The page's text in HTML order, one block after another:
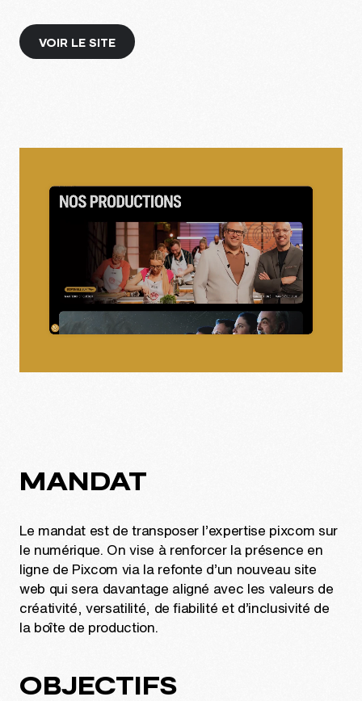
VOIR LE SITE
MANDAT
Le mandat est de transposer l’expertise pixcom sur
le numérique. On vise à renforcer la présence en
ligne de Pixcom via la refonte d’un nouveau site
web qui sera davantage aligné avec les valeurs de
créativité, versatilité, de fiabilité et d’inclusivité de
la boîte de production.
OBJECTIFS